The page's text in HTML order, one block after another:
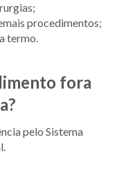
procedimentos;
termo.
fora
pelo Sistema